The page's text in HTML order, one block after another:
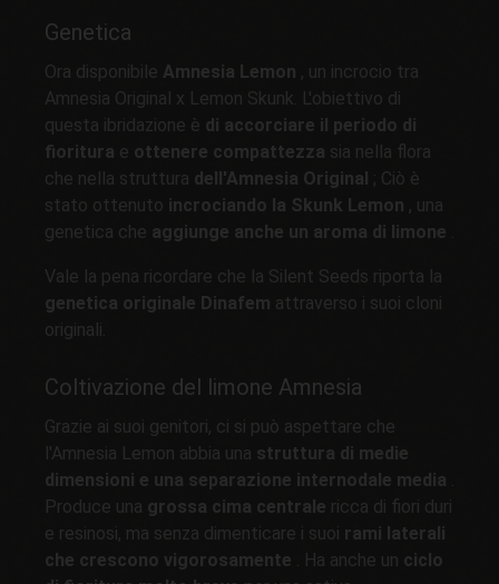
Genetica
Ora disponibile Amnesia Lemon , un incrocio tra
Amnesia Original x Lemon Skunk. L'obiettivo di
questa ibridazione è di accorciare il periodo di
fioritura e ottenere compattezza sia nella flora
che nella struttura dell'Amnesia Original ; Ciò è
stato ottenuto incrociando la Skunk Lemon , una
genetica che aggiunge anche un aroma di limone .
Vale la pena ricordare che la Silent Seeds riporta la
genetica originale Dinafem attraverso i suoi cloni
originali.
Coltivazione del limone Amnesia
Grazie ai suoi genitori, ci si può aspettare che
l'Amnesia Lemon abbia una struttura di medie
dimensioni e una separazione internodale media .
Produce una grossa cima centrale ricca di fiori duri
e resinosi, ma senza dimenticare i suoi rami laterali
che crescono vigorosamente . Ha anche un ciclo